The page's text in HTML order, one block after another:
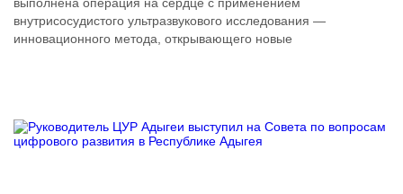
внутрисосудистого ультразвукового исследования —
инновационного метода, открывающего новые